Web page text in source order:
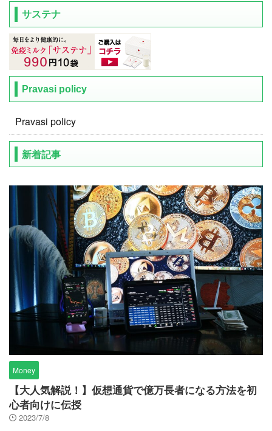
サステナ
Pravasi policy
Pravasi policy
新着記事
Money
【大人気解説！】仮想通貨で億万長者になる方法を初
心者向けに伝授
2023/7/8